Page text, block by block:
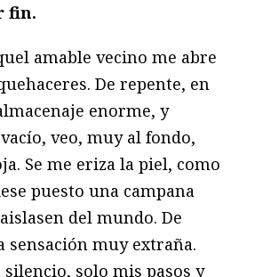
fin.
amable vecino me abre
De repente, en
enorme, y
veo, muy al fondo,
Se me eriza la piel, como
puesto una campana
del mundo. De
sensación muy extraña.
silencio, solo mis pasos y